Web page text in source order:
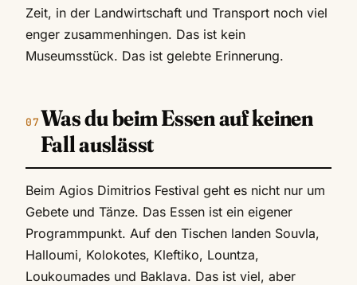
Zeit, in der Landwirtschaft und Transport noch viel
enger zusammenhingen. Das ist kein
Museumsstück. Das ist gelebte Erinnerung.
Was du beim Essen auf keinen
Fall auslässt
Beim Agios Dimitrios Festival geht es nicht nur um
Gebete und Tänze. Das Essen ist ein eigener
Programmpunkt. Auf den Tischen landen Souvla,
Halloumi, Kolokotes, Kleftiko, Lountza,
Loukoumades und Baklava. Das ist viel, aber